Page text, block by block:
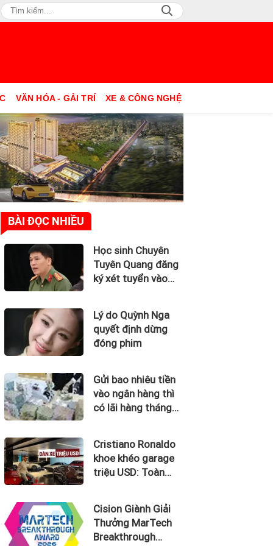
VĂN HÓA - GẢI TRÍ XE & CÔNG NGHỆ
BÀI ĐỌC NHIỀU
Học sinh Chuyên
Tuyên Quang đăng
ký xét tuyển vào
Lý do Quỳnh Nga
quyết định dừng
đóng phim
Gửi bao nhiêu tiền
vào ngân hàng thì
có lãi hàng tháng
Cristiano Ronaldo
khoe khéo garage
triệu USD: Toàn
Bugatti và Ferrari
đắt đỏ
Cision Giành Giải
Thưởng MarTech
Breakthrough